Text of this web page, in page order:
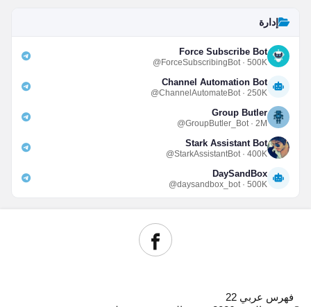
إدارة
Force Subscribe Bot
@ForceSubscribingBot · 500K
Channel Automation Bot
@ChannelAutomateBot · 250K
Group Butler
@GroupButler_Bot · 2M
Stark Assistant Bot
@StarkAssistantBot · 400K
DaySandBox
@daysandbox_bot · 500K
فهرس عربي 22